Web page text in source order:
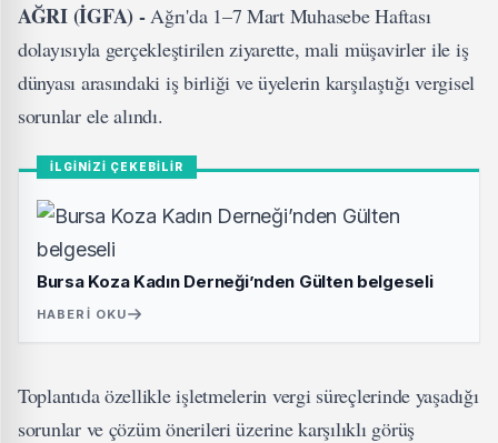
AĞRI (İGFA) -Ağrı'da 1–7 Mart Muhasebe Haftası
dolayısıyla gerçekleştirilen ziyarette, mali müşavirler ile iş
dünyası arasındaki iş birliği ve üyelerin karşılaştığı vergisel
sorunlar ele alındı.
İLGİNİZİ ÇEKEBİLİR
Bursa Koza Kadın Derneği’nden Gülten belgeseli
HABERI OKU
Toplantıda özellikle işletmelerin vergi süreçlerinde yaşadığı
sorunlar ve çözüm önerileri üzerine karşılıklı görüş